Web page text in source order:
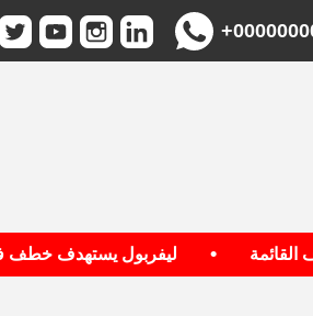
ليفربول يستهدف خطف